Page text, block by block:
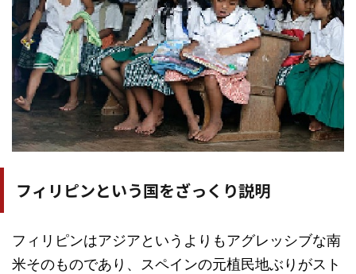
フィリピンという国をざっくり説明
フィリピンはアジアというよりもアグレッシブな南
米そのものであり、スペインの元植民地ぶりがスト